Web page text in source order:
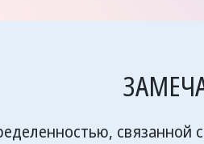
связанной